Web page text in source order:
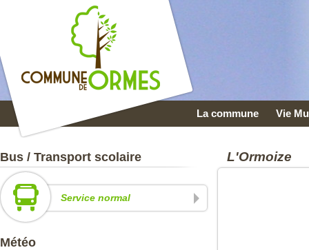
La commune Vie
L'Ormoize
Bus / Transport scolaire
Service normal
Météo